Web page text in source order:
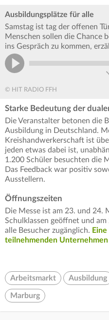
Ausbildungsplätze für alle
Samstag ist tag der offenen
Menschen sollen die Chance
ins Gespräch zu kommen,
© HIT RADIO FFH
Starke Bedeutung der
Die Veranstalter betonen die
Ausbildung in Deutschland.
Kreishandwerkerschaft ist
jeden etwas dabei ist,
1.200 Schüler besuchten die
Das Feedback war positiv
Ausstellern.
Öffnungszeiten
Die Messe ist am 23. und 24.
Schulklassen geöffnet und
alle Besucher zugänglich.
teilnehmenden
Arbeitsmarkt Ausbildung
Marburg